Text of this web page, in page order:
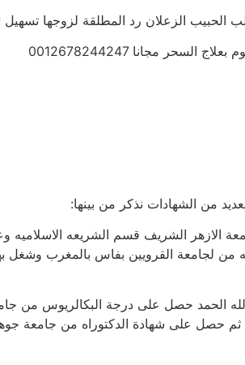
الزعلان رد المطلقة لزوجها تسهيل الزواج
مجانا 0012678244247
من الشهادات نذكر من بينها:
الازهر الشريف قسم الشريعه
من لجامعة القرويين بفاس بالمغرب وشغل
الحمد حصل على درجة البكالريوس
حصل على شهادة الدكتوراه من جامعة